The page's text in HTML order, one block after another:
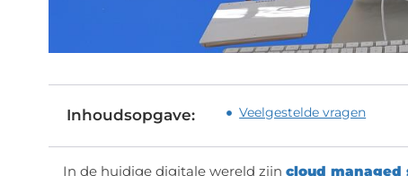
Inhoudsopgave: Veelgestelde vragen
In de huidige digitale wereld zijn cloud managed